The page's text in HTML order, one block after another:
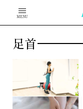
MENU
足首